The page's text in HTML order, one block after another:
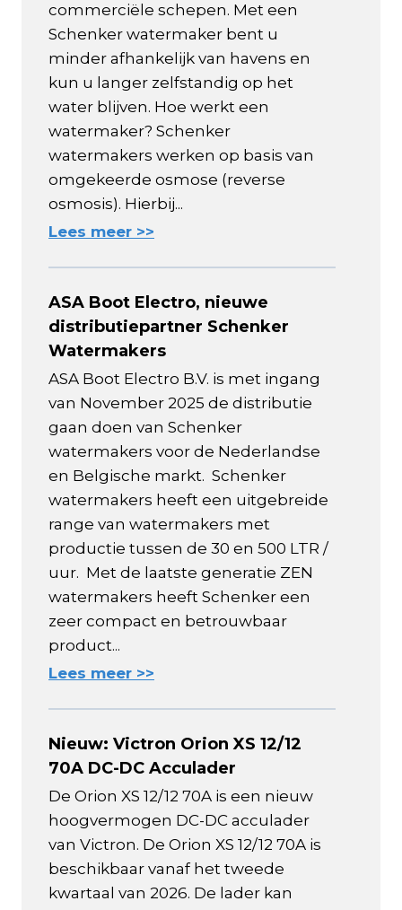
commerciële schepen. Met een
Schenker watermaker bent u
minder afhankelijk van havens en
kun u langer zelfstandig op het
water blijven. Hoe werkt een
watermaker? Schenker
watermakers werken op basis van
omgekeerde osmose (reverse
osmosis). Hierbij...
Lees meer >>
ASA Boot Electro, nieuwe
distributiepartner Schenker
Watermakers
ASA Boot Electro B.V. is met ingang
van November 2025 de distributie
gaan doen van Schenker
watermakers voor de Nederlandse
en Belgische markt. Schenker
watermakers heeft een uitgebreide
range van watermakers met
productie tussen de 30 en 500 LTR /
uur. Met de laatste generatie ZEN
watermakers heeft Schenker een
zeer compact en betrouwbaar
product...
Lees meer >>
Nieuw: Victron Orion XS 12/12
70A DC-DC Acculader
De Orion XS 12/12 70A is een nieuw
hoogvermogen DC-DC acculader
van Victron. De Orion XS 12/12 70A is
beschikbaar vanaf het tweede
kwartaal van 2026. De lader kan